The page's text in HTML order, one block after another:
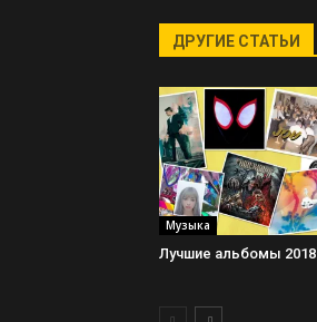
ДРУГИЕ СТАТЬИ
Музыка
Лучшие альбомы 2018